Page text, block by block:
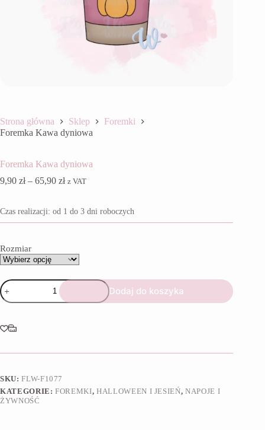
Strona główna Sklep
Foremki
Foremka Kawa dyniowa
Foremka Kawa dyniowa
9,90 zł – 65,90 złZakres
9,90 zł
do
z VAT
Czas realizacji: od 1 do 3 dni roboczych
Rozmiar
ilość
Foremka
Kawa
Dodaj do koszyka
SKU:FLW-F1077
KATEGORIE:FOREMKI,HALLOWEEN I JESIEŃ,NAPOJE I
ŻYWNOŚĆ